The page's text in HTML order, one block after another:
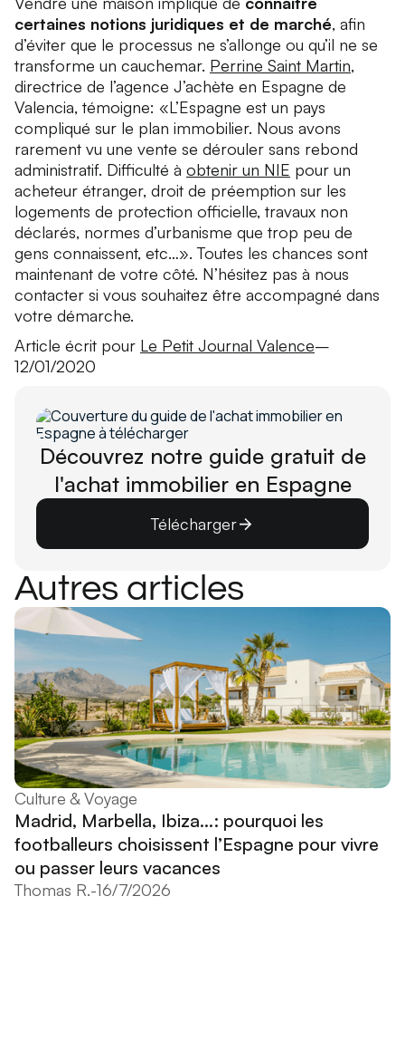
certaines notions juridiques et de marché, afin
d’éviter que le processus ne s’allonge ou qu’il ne se
transforme un cauchemar. Perrine Saint Martin,
directrice de l’agence J’achète en Espagne de
Valencia, témoigne: «L’Espagne est un pays
compliqué sur le plan immobilier. Nous avons
rarement vu une vente se dérouler sans rebond
administratif. Difficulté à obtenir un NIE pour un
acheteur étranger, droit de préemption sur les
logements de protection officielle, travaux non
déclarés, normes d’urbanisme que trop peu de
gens connaissent, etc…». Toutes les chances sont
maintenant de votre côté. N’hésitez pas à nous
contacter si vous souhaitez être accompagné dans
votre démarche.
Article écrit pour Le Petit Journal Valence–
12/01/2020
Découvrez notre guide gratuit de
l'achat immobilier en Espagne
Télécharger
Autres articles
Culture & Voyage
Madrid, Marbella, Ibiza...: pourquoi les
footballeurs choisissent l’Espagne pour vivre
ou passer leurs vacances
Thomas R.-16/7/2026